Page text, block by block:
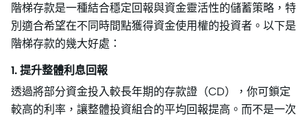
階梯存款是一種結合穩定回報與資金靈活性的儲蓄策略，特
別適合希望在不同時間點獲得資金使用權的投資者。以下是
階梯存款的幾大好處：
1. 提升整體利息回報
透過將部分資金投入較長年期的存款證（CD），你可鎖定
較高的利率，讓整體投資組合的平均回報提高。而不是一次